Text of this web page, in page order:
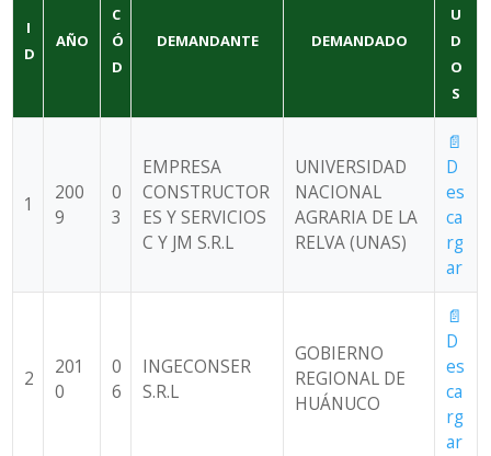
I
D
AÑO
C
Ó
D
DEMANDANTE DEMANDADO
U
D
O
S
1
200
9
0
3
EMPRESA
CONSTRUCTOR
ES Y SERVICIOS
C Y JM S.R.L
UNIVERSIDAD
NACIONAL
AGRARIA DE LA
RELVA (UNAS)
📄
D
es
ca
rg
ar
2
201
0
0
6
INGECONSER
S.R.L
GOBIERNO
REGIONAL DE
HUÁNUCO
📄
D
es
ca
rg
ar